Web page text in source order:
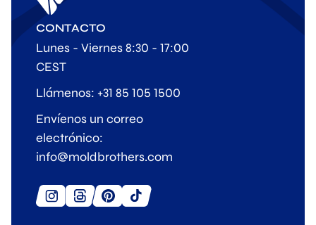
CONTACTO
Lunes - Viernes 8:30 - 17:00
CEST
Llámenos: +31 85 105 1500
Envíenos un correo
electrónico:
info@moldbrothers.com